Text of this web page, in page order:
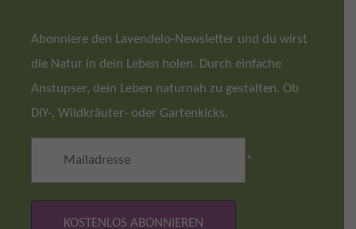
Abonniere den Lavendelo-Newsletter und du wirst
die Natur in dein Leben holen. Durch einfache
Anstupser, dein Leben naturnah zu gestalten. Ob
DIY-, Wildkräuter- oder Gartenkicks.
*